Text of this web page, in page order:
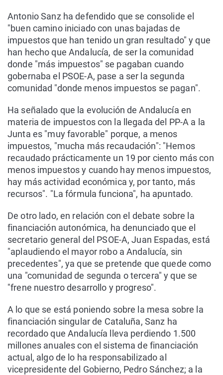
Antonio Sanz ha defendido que se consolide el
"buen camino iniciado con unas bajadas de
impuestos que han tenido un gran resultado" y que
han hecho que Andalucía, de ser la comunidad
donde "más impuestos" se pagaban cuando
gobernaba el PSOE-A, pase a ser la segunda
comunidad "donde menos impuestos se pagan".
Ha señalado que la evolución de Andalucía en
materia de impuestos con la llegada del PP-A a la
Junta es "muy favorable" porque, a menos
impuestos, "mucha más recaudación": "Hemos
recaudado prácticamente un 19 por ciento más con
menos impuestos y cuando hay menos impuestos,
hay más actividad económica y, por tanto, más
recursos". "La fórmula funciona", ha apuntado.
De otro lado, en relación con el debate sobre la
financiación autonómica, ha denunciado que el
secretario general del PSOE-A, Juan Espadas, está
"aplaudiendo el mayor robo a Andalucía, sin
precedentes", ya que se pretende que quede como
una "comunidad de segunda o tercera" y que se
"frene nuestro desarrollo y progreso".
A lo que se está poniendo sobre la mesa sobre la
financiación singular de Cataluña, Sanz ha
recordado que Andalucía lleva perdiendo 1.500
millones anuales con el sistema de financiación
actual, algo de lo ha responsabilizado al
vicepresidente del Gobierno, Pedro Sánchez; a la